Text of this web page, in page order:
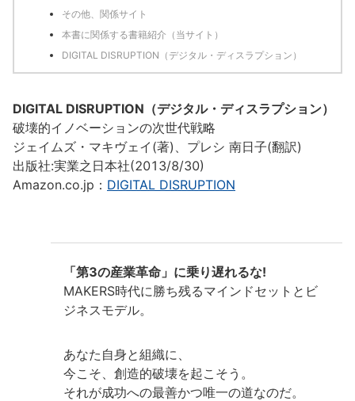
その他、関係サイト
本書に関係する書籍紹介（当サイト）
DIGITAL DISRUPTION（デジタル・ディスラプション）
DIGITAL DISRUPTION（デジタル・ディスラプション）
破壊的イノベーションの次世代戦略
ジェイムズ・マキヴェイ(著)、プレシ 南日子(翻訳)
出版社:実業之日本社(2013/8/30)
Amazon.co.jp： DIGITAL DISRUPTION
「第3の産業革命」に乗り遅れるな!
MAKERS時代に勝ち残るマインドセットとビ
ジネスモデル。
あなた自身と組織に、
今こそ、創造的破壊を起こそう。
それが成功への最善かつ唯一の道なのだ。